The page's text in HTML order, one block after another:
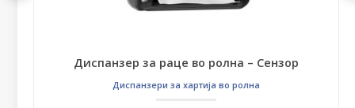
Диспанзер за раце во ролна – Сензор
Диспанзери за хартија во ролна